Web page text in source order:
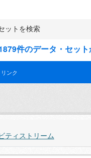
件のデータ・セッ
リンク
ティストリーム